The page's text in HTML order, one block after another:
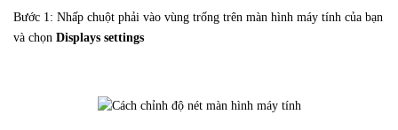
Bước 1: Nhấp chuột phải vào vùng trống trên màn hình máy tính của bạn
và chọn Displays settings